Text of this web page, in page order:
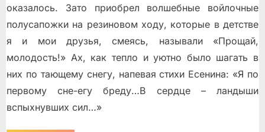
оказалось. Зато приобрел волшебные войлочные
полусапожки на резиновом ходу, которые в детстве
я и мои друзья, смеясь, называли «Прощай,
молодость!» Ах, как тепло и уютно было шагать в
них по тающему снегу, напевая стихи Есенина: «Я по
первому сне-егу бреду…В сердце – ландыши
вспыхнувших сил…»